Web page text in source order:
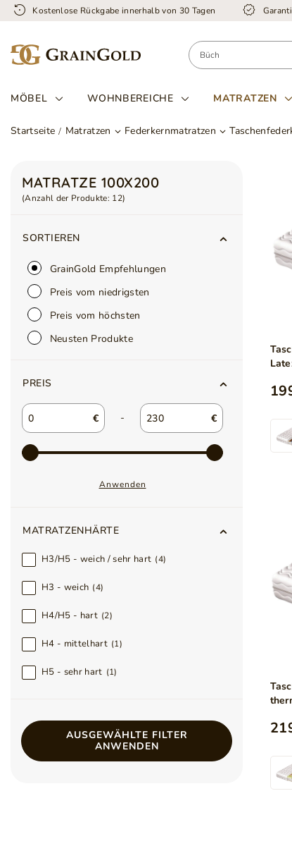
Kostenlose Rückgabe innerhalb von 30 Tagen
MÖBEL WOHNBEREICHE MATRATZEN
Startseite Matratzen Federkernmatratzen
MATRATZE 100X200
(Anzahl der Produkte: 12)
SORTIEREN
GrainGold Empfehlungen
Preis vom niedrigsten
Preis vom höchsten
Neusten Produkte
PREIS
€ - €
Anwenden
MATRATZENHÄRTE
H3/H5 - weich / sehr hart 4
H3 - weich 4
H4/H5 - hart 2
H4 - mittelhart 1
H5 - sehr hart 1
AUSGEWÄHLTE FILTER
ANWENDEN